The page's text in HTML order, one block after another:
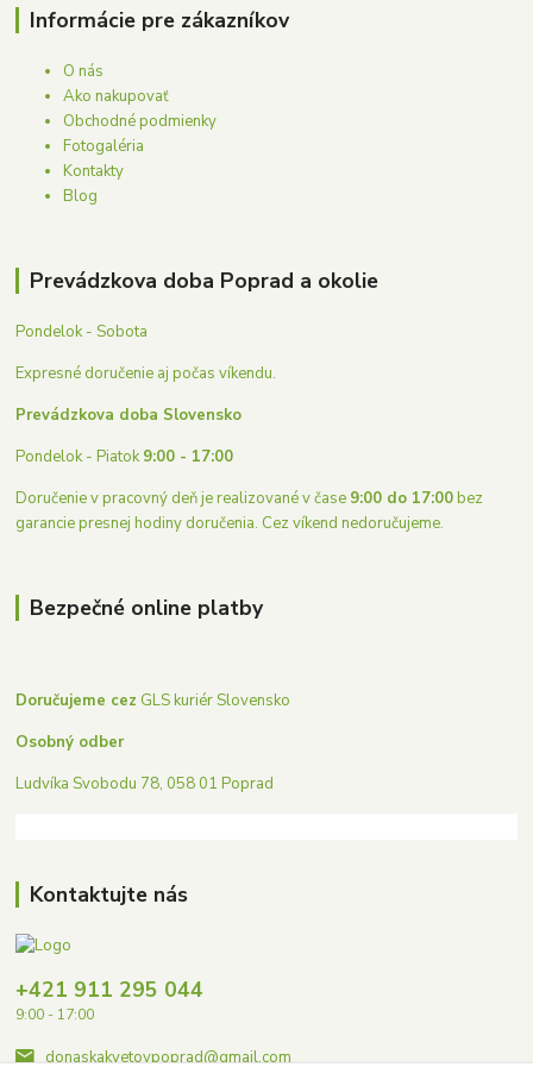
Informácie pre zákazníkov
O nás
Ako nakupovať
Obchodné podmienky
Fotogaléria
Kontakty
Blog
Prevádzkova doba Poprad a okolie
Pondelok - Sobota
Expresné doručenie aj počas víkendu.
Prevádzkova doba Slovensko
Pondelok - Piatok9:00 - 17:00
Doručenie v pracovný deň je realizované v čase 9:00 do 17:00bez
garancie presnej hodiny doručenia. Cez víkend nedoručujeme.
Bezpečné online platby
Doručujeme cez GLS kuriér Slovensko
Osobný odber
Ludvíka Svobodu 78, 058 01 Poprad
Kontaktujte nás
+421 911 295 044
9:00 - 17:00
donaskakvetovpoprad@gmail.com